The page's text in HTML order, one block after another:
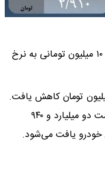
قیمت X۲۲ پرو دستی در روز جاری با رشد ۱۰ میلیون تومانی به نرخ
۸ پرو نسبت به روز گذشته ۲۰ میلیون تومان کاهش یافت.
آگهی فروش خودرو مذکور، هم‌اکنون با قیمت دو میلیارد و ۹۴۰
خودرو یافت می‌شود.